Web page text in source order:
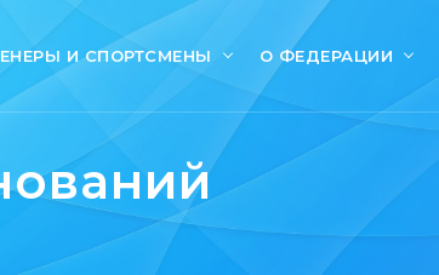
И СПОРТСМЕНЫ О ФЕДЕРАЦИИ